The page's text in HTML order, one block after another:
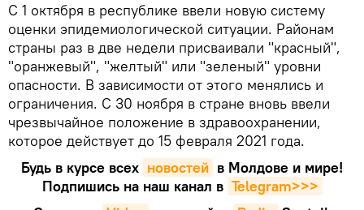
С 1 октября в республике ввели новую систему
оценки эпидемиологической ситуации. Районам
страны раз в две недели присваивали "красный",
"оранжевый", "желтый" или "зеленый" уровни
опасности. В зависимости от этого менялись и
ограничения. С 30 ноября в стране вновь ввели
чрезвычайное положение в здравоохранении,
которое действует до 15 февраля 2021 года.
Будь в курсе всех новостей в Молдове и мире!
Подпишись на наш канал в Telegram>>>